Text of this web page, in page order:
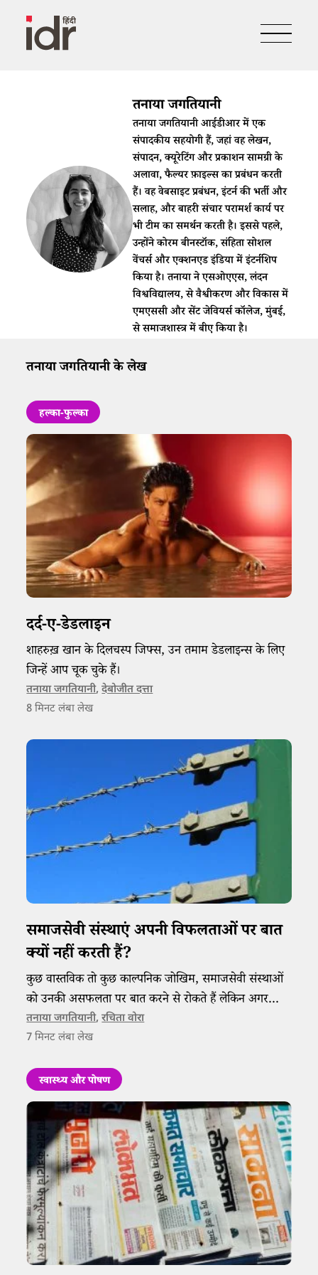
तनाया जगतियानी
तनाया जगतियानी आईडीआर में एक
संपादकीय सहयोगी हैं, जहां वह लेखन,
संपादन, क्यूरेटिंग और प्रकाशन सामग्री के
अलावा, फैल्यर फ़ाइल्स का प्रबंधन करती
हैं। वह वेबसाइट प्रबंधन, इंटर्न की भर्ती और
सलाह, और बाहरी संचार परामर्श कार्य पर
भी टीम का समर्थन करती है। इससे पहले,
उन्होंने कोरम बीनस्टॉक, संहिता सोशल
वेंचर्स और एक्शनएड इंडिया में इंटर्नशिप
किया है। तनाया ने एसओएएस, लंदन
विश्वविद्यालय, से वैश्वीकरण और विकास में
एमएससी और सेंट जेवियर्स कॉलेज, मुंबई,
से समाजशास्त्र में बीए किया है।
तनाया जगतियानी के लेख
हल्का-फुल्का
दर्द-ए-डेडलाइन
शाहरुख़ खान के दिलचस्प जिफ्स, उन तमाम डेडलाइन्स के लिए
जिन्हें आप चूक चुके हैं।
तनाया जगतियानी,देबोजीत दत्ता
8 मिनट लंबा लेख
समाजसेवी संस्थाएं अपनी विफलताओं पर बात
क्यों नहीं करती हैं?
कुछ वास्तविक तो कुछ काल्पनिक जोखिम, समाजसेवी संस्थाओं
को उनकी असफलता पर बात करने से रोकते हैं लेकिन अगर
संस्थाएं और फंडर्स चाहें तो इस पर सहज संवाद हो सकता है।
तनाया जगतियानी,रचिता वोरा
7 मिनट लंबा लेख
स्वास्थ्य और पोषण